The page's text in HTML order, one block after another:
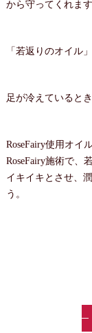
から守ってくれます
「若返りのオイル
足が冷えていると
RoseFairy使用オイ
RoseFairy施術で
イキイキとさせ、
う。